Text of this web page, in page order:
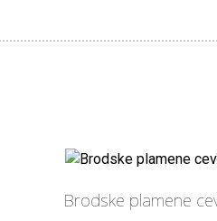
Brodske plamene